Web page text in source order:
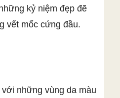
kỷ niệm đẹp đẽ
vết mốc cứng đầu.
những vùng da màu